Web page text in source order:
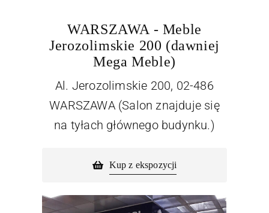
WARSZAWA - Meble
Jerozolimskie 200 (dawniej
Mega Meble)
Al. Jerozolimskie 200, 02-486
WARSZAWA (Salon znajduje się
na tyłach głównego budynku.)
Kup z ekspozycji